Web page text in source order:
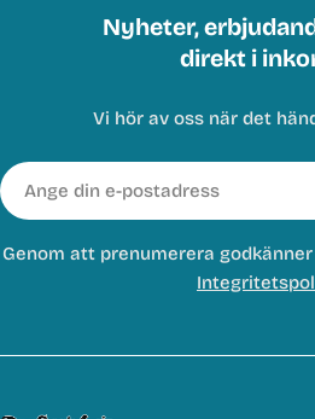
Nyheter,
direkt i
Vi hör av oss när det
E-
post
Genom att prenumerera